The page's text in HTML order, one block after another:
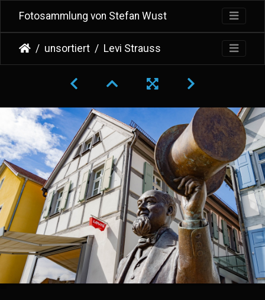
Fotosammlung von Stefan Wust
unsortiert Levi Strauss